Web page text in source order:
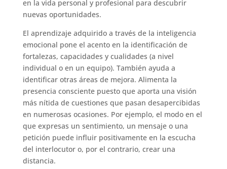
en la vida personal y profesional para descubrir
nuevas oportunidades.
El aprendizaje adquirido a través de la inteligencia
emocional pone el acento en la identificación de
fortalezas, capacidades y cualidades (a nivel
individual o en un equipo). También ayuda a
identificar otras áreas de mejora. Alimenta la
presencia consciente puesto que aporta una visión
más nítida de cuestiones que pasan desapercibidas
en numerosas ocasiones. Por ejemplo, el modo en el
que expresas un sentimiento, un mensaje o una
petición puede influir positivamente en la escucha
del interlocutor o, por el contrario, crear una
distancia.